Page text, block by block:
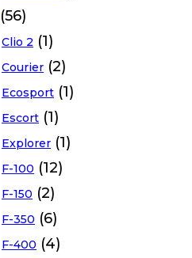
(56)
Clio 2 (1)
Courier (2)
Ecosport (1)
Escort (1)
Explorer (1)
F-100 (12)
F-150 (2)
F-350 (6)
F-400 (4)